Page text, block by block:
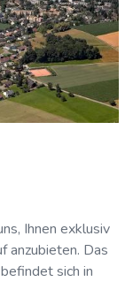
Ihnen exklusiv
anzubieten. Das
sich in